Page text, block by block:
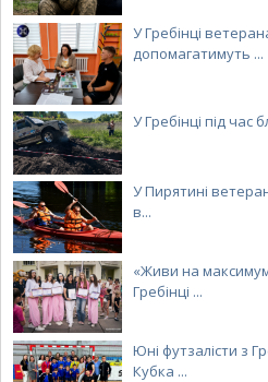
У Гребінці
допомагатимуть ...
У Гребінці під час
У Пирятині
в...
«Живи на
Гребінці ...
Юні футзалісти з
Кубка ...